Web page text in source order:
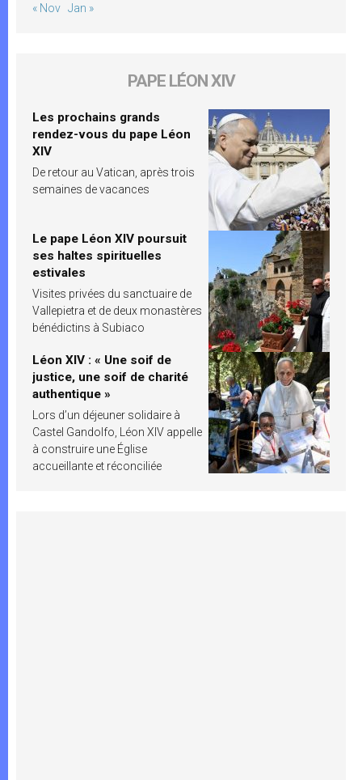
« Nov Jan »
PAPE LÉON XIV
Les prochains grands
rendez-vous du pape Léon
XIV
De retour au Vatican, après trois
semaines de vacances
Le pape Léon XIV poursuit
ses haltes spirituelles
estivales
Visites privées du sanctuaire de
Vallepietra et de deux monastères
bénédictins à Subiaco
Léon XIV : « Une soif de
justice, une soif de charité
authentique »
Lors d’un déjeuner solidaire à
Castel Gandolfo, Léon XIV appelle
à construire une Église
accueillante et réconciliée